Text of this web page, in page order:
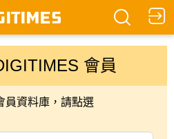
會員
資料庫，請點選